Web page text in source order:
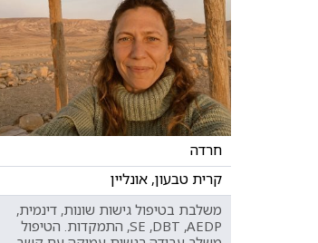
חרדה
קרית טבעון, אונליין
משלבת בטיפול גישות שונות, דינמית,
SE ,DBT ,AEDP, התמקדות. הטיפול